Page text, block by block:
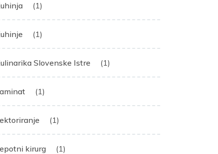
(1)
(1)
Slovenske Istre (1)
(1)
(1)
kirurg (1)